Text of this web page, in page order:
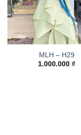
MLH – H29
1.000.000 ₫